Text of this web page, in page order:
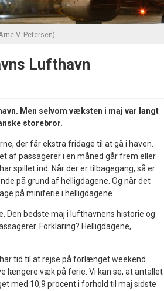
V. Petersen)
Lufthavn
Men selvom væksten i maj var langt
storebror.
der får ekstra fridage til at gå i haven.
af passagerer i en måned går frem eller
spillet ind. Når der er tilbagegang, så er
på grund af helligdagene. Og når det
på miniferie i helligdagene.
Den bedste maj i lufthavnens historie og
Forklaring? Helligdagene,
tid til at rejse på forlænget weekend.
længere væk på ferie. Vi kan se, at antallet
med 10,9 procent i forhold til maj sidste